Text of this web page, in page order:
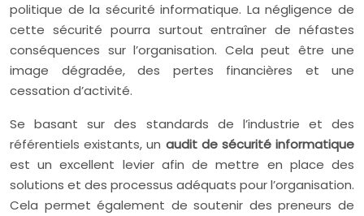
politique de la sécurité informatique. La négligence de
cette sécurité pourra surtout entraîner de néfastes
conséquences sur l’organisation. Cela peut être une
image dégradée, des pertes financières et une
cessation d’activité.
Se basant sur des standards de l’industrie et des
référentiels existants, un audit de sécurité informatique
est un excellent levier afin de mettre en place des
solutions et des processus adéquats pour l’organisation.
Cela permet également de soutenir des preneurs de